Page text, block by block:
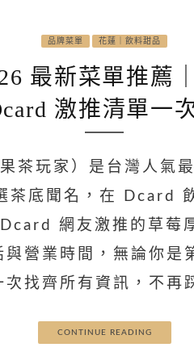
品牌菜單 花蓮｜飲料甜品
最新菜單推薦
激推清單一
玩家）是台灣人氣
茶底聞名，在 Dcard
網友激推的草莓
營業時間，無論你是
次找齊所有資訊，不再
CONTINUE READING